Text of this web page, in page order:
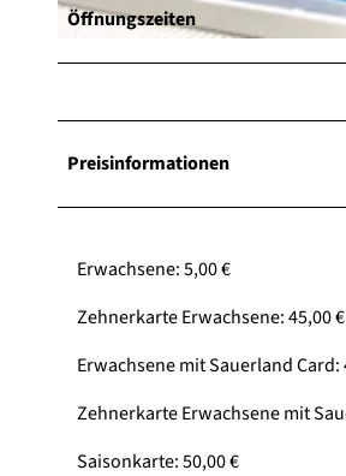
Öffnungszeiten
Preisinformationen
Erwachsene: 5,00 €
Zehnerkarte Erwachsene: 45,00 €
Erwachsene mit Sauerland Card:
Zehnerkarte Erwachsene mit
Saisonkarte: 50,00 €